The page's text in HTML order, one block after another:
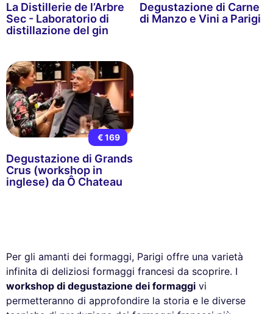
La Distillerie de l’Arbre
Sec - Laboratorio di
distillazione del gin
Degustazione di Carne
di Manzo e Vini a Parigi
€ 169
Degustazione di Grands
Crus (workshop in
inglese) da Ô Chateau
Per gli amanti dei formaggi, Parigi offre una varietà
infinita di deliziosi formaggi francesi da scoprire. I
workshop di degustazione dei formaggi vi
permetteranno di approfondire la storia e le diverse